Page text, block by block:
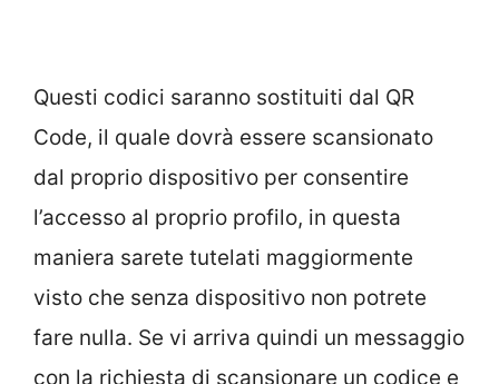
Questi codici saranno sostituiti dal QR
Code, il quale dovrà essere scansionato
dal proprio dispositivo per consentire
l’accesso al proprio profilo, in questa
maniera sarete tutelati maggiormente
visto che senza dispositivo non potrete
fare nulla. Se vi arriva quindi un messaggio
con la richiesta di scansionare un codice e